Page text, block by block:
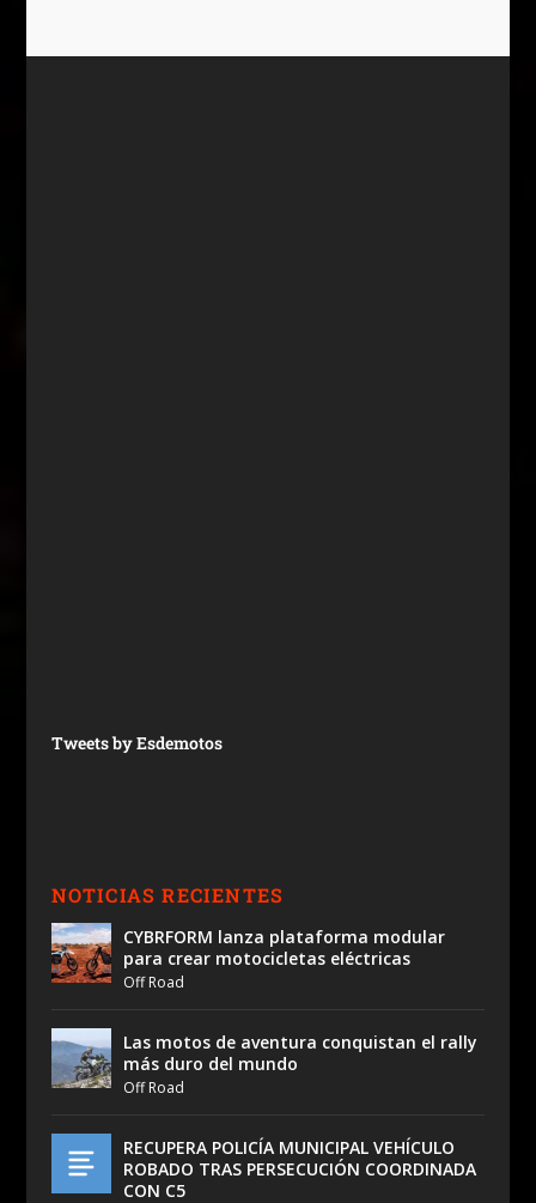
Tweets by Esdemotos
NOTICIAS RECIENTES
CYBRFORM lanza plataforma modular
para crear motocicletas eléctricas
Off Road
Las motos de aventura conquistan el rally
más duro del mundo
Off Road
RECUPERA POLICÍA MUNICIPAL VEHÍCULO
ROBADO TRAS PERSECUCIÓN COORDINADA
CON C5